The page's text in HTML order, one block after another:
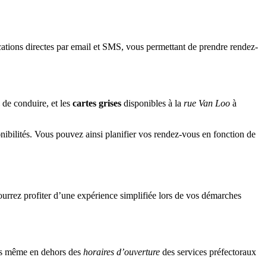
directes par email et SMS, vous permettant de prendre rendez-
conduire, et les cartes grises disponibles à la rue Van Loo à
Vous pouvez ainsi planifier vos rendez-vous en fonction de
profiter d’une expérience simplifiée lors de vos démarches
même en dehors des horaires d’ouverture des services préfectoraux